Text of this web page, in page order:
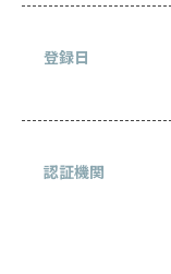
登録日
認証機関